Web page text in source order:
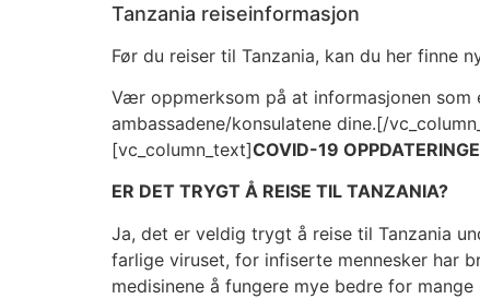
Tanzania reiseinformasjon
Før du reiser til Tanzania, kan du her finne
Vær oppmerksom på at informasjonen som
ambassadene/konsulatene dine.[/
[vc_column_text]COVID-19
ER DET TRYGT Å REISE TIL TANZANIA?
Ja, det er veldig trygt å reise til Tanzania
farlige viruset, for infiserte mennesker har
medisinene å fungere mye bedre for